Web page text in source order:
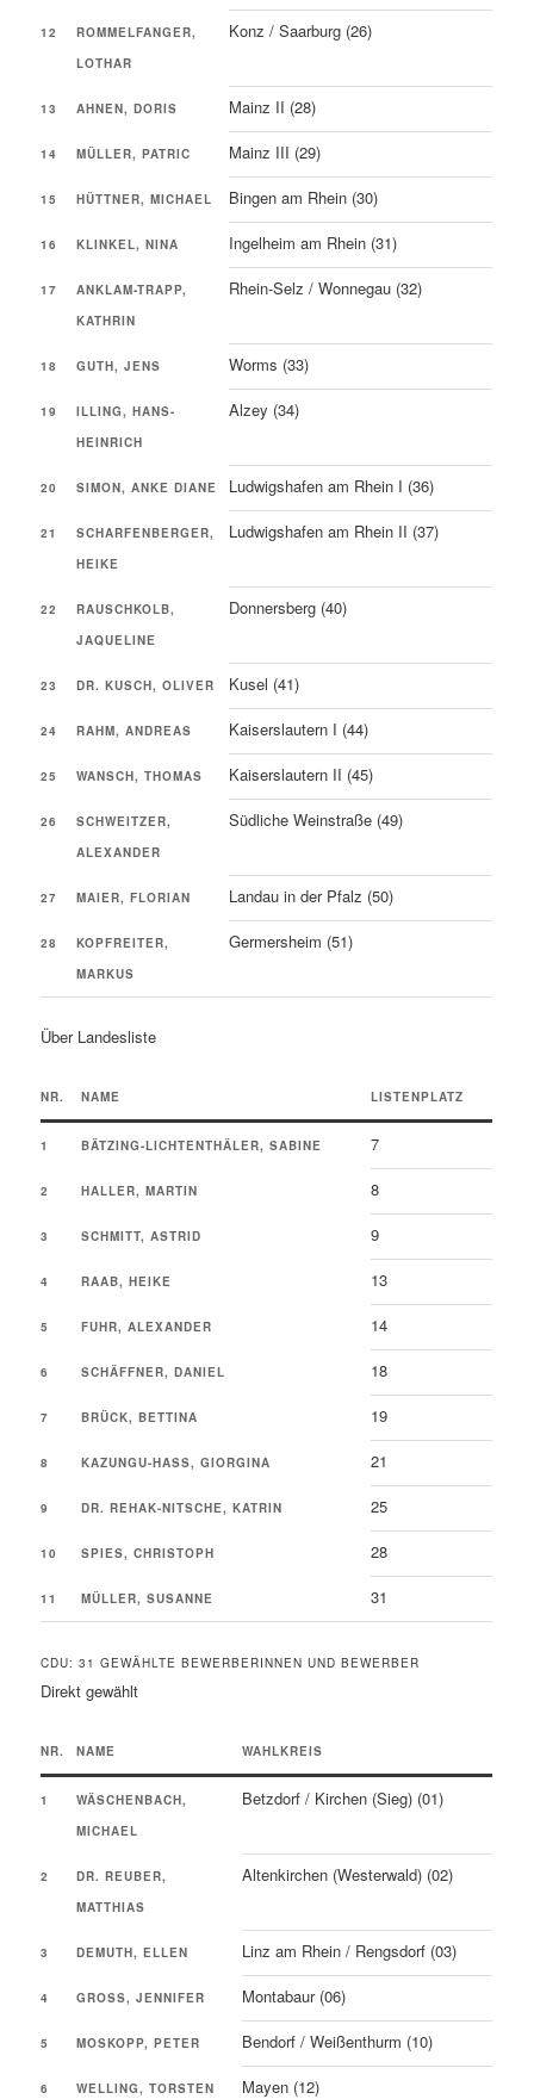
12
ROMMELFANGER,
LOTHAR
Konz / Saarburg (26)
13 AHNEN, DORIS Mainz II (28)
14 MÜLLER, PATRIC Mainz III (29)
15 HÜTTNER, MICHAEL Bingen am Rhein (30)
16 KLINKEL, NINA Ingelheim am Rhein (31)
17
ANKLAM-TRAPP,
KATHRIN
Rhein-Selz / Wonnegau (32)
18 GUTH, JENS Worms (33)
19
ILLING, HANS-
HEINRICH
Alzey (34)
20 SIMON, ANKE DIANE Ludwigshafen am Rhein I (36)
21
SCHARFENBERGER,
HEIKE
Ludwigshafen am Rhein II (37)
22
RAUSCHKOLB,
JAQUELINE
Donnersberg (40)
23 DR. KUSCH, OLIVER Kusel (41)
24 RAHM, ANDREAS Kaiserslautern I (44)
25 WANSCH, THOMAS Kaiserslautern II (45)
26
SCHWEITZER,
ALEXANDER
Südliche Weinstraße (49)
27 MAIER, FLORIAN Landau in der Pfalz (50)
28
KOPFREITER,
MARKUS
Germersheim (51)
Über Landesliste
NR. NAME LISTENPLATZ
1 BÄTZING-LICHTENTHÄLER, SABINE 7
2 HALLER, MARTIN 8
3 SCHMITT, ASTRID 9
4 RAAB, HEIKE 13
5 FUHR, ALEXANDER 14
6 SCHÄFFNER, DANIEL 18
7 BRÜCK, BETTINA 19
8 KAZUNGU-HASS, GIORGINA 21
9 DR. REHAK-NITSCHE, KATRIN 25
10 SPIES, CHRISTOPH 28
11 MÜLLER, SUSANNE 31
CDU: 31 GEWÄHLTE BEWERBERINNEN UND BEWERBER
Direkt gewählt
NR. NAME WAHLKREIS
1
WÄSCHENBACH,
MICHAEL
Betzdorf / Kirchen (Sieg) (01)
2
DR. REUBER,
MATTHIAS
Altenkirchen (Westerwald) (02)
3 DEMUTH, ELLEN Linz am Rhein / Rengsdorf (03)
4 GROSS, JENNIFER Montabaur (06)
5 MOSKOPP, PETER Bendorf / Weißenthurm (10)
6 WELLING, TORSTEN Mayen (12)